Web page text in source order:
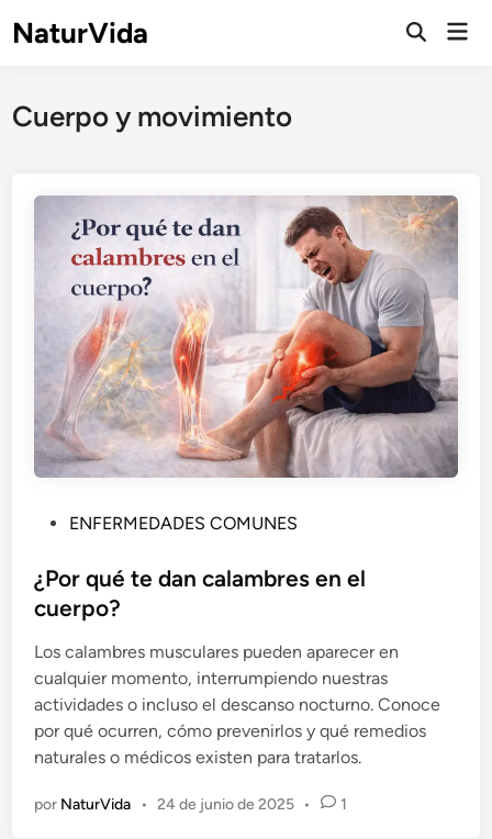
NaturVida
Abrir
Cuerpo y movimiento
b
l
c
a
d
o
e
ENFERMEDADES COMUNES
¿Por qué te dan calambres en el
cuerpo?
Los calambres musculares pueden aparecer en
cualquier momento, interrumpiendo nuestras
actividades o incluso el descanso nocturno. Conoce
por qué ocurren, cómo prevenirlos y qué remedios
naturales o médicos existen para tratarlos.
por NaturVida • 24 de junio de 2025 • 1